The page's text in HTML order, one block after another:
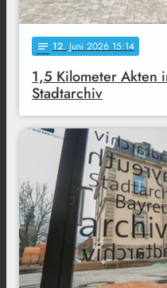
notes 12. Juni 2026 15:14
1,5 Kilometer Akten
Stadtarchiv